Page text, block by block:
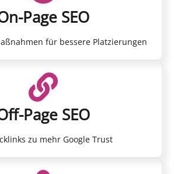
Page SEO
für bessere Platzierungen
Page SEO
zu mehr Google Trust